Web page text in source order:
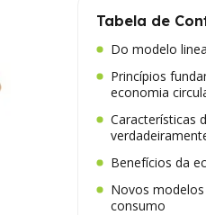
Tabela de
Do modelo
Princípios
economia
Características
Benefícios da
Novos
consumo